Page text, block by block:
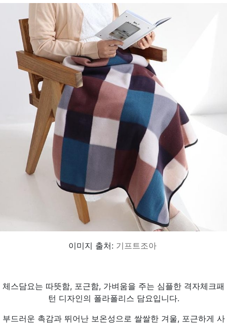
이미지 출처: 기프트조아
체스담요는 따뜻함, 포근함, 가벼움을 주는 심플한 격자체크패
턴 디자인의 폴라폴리스 담요입니다.
부드러운 촉감과 뛰어난 보온성으로 쌀쌀한 겨울, 포근하게 사